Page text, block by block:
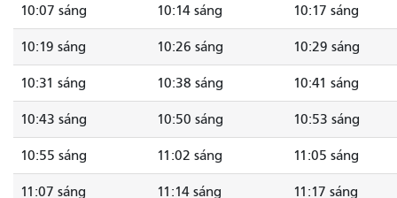
10:07 sáng 10:14 sáng 10:17 sáng
10:19 sáng 10:26 sáng 10:29 sáng
10:31 sáng 10:38 sáng 10:41 sáng
10:43 sáng 10:50 sáng 10:53 sáng
10:55 sáng 11:02 sáng 11:05 sáng
11:07 sáng 11:14 sáng 11:17 sáng